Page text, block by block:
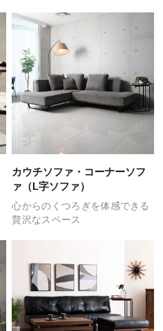
カウチソファ・ コーナーソフ
ァ（L字ソファ）
心からのくつろぎを体感できる
贅沢なスペース